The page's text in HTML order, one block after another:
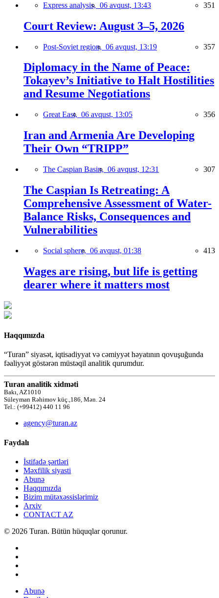
Express analysis, 06 avqust, 13:43 351
Court Review: August 3–5, 2026
Post-Soviet region, 06 avqust, 13:19 357
Diplomacy in the Name of Peace:
Tokayev’s Initiative to Halt Hostilities
and Resume Negotiations
Great East, 06 avqust, 13:05 356
Iran and Armenia Are Developing
Their Own “TRIPP”
The Caspian Basin, 06 avqust, 12:31 307
The Caspian Is Retreating: A
Comprehensive Assessment of Water-
Balance Risks, Consequences and
Vulnerabilities
Social sphere, 06 avqust, 01:38 413
Wages are rising, but life is getting
dearer where it matters most
Haqqımızda
“Turan” siyasət, iqtisadiyyat və cəmiyyət həyatının qovuşuğunda
fəaliyyət göstərən müstəqil analitik qurumdur.
Turan analitik xidməti
Bakı, AZ1010
Süleyman Rəhimov küç.,186, Mən. 24
Tel.: (+99412) 440 11 96
agency@turan.az
Faydalı
İstifadə şərtləri
Məxfilik siyasti
Abunə
Haqqımızda
Bizim mütəxəssislərimiz
Arxiv
CONTACT AZ
© 2026 Turan. Bütün hüquqlar qorunur.
Abunə